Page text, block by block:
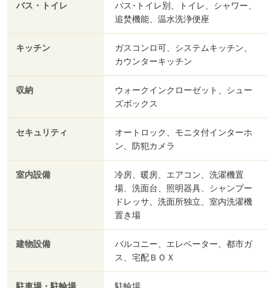
バス・トイレ
バス･トイレ別、トイレ、シャワー、
追焚機能、温水洗浄便座
キッチン
ガスコンロ可、システムキッチン、
カウンターキッチン
収納
ウォークインクローゼット、シュー
ズボックス
セキュリティ
オートロック、モニタ付インターホ
ン、防犯カメラ
室内設備
冷房、暖房、エアコン、洗濯機置
場、洗面台、照明器具、シャンプー
ドレッサ、洗面所独立、室内洗濯機
置き場
建物設備
バルコニー、エレベーター、都市ガ
ス、宅配ＢＯＸ